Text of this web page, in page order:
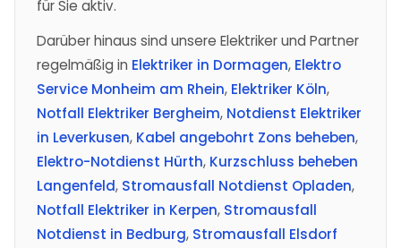
für Sie aktiv.
Darüber hinaus sind unsere Elektriker und Partner
regelmäßig in Elektriker in Dormagen, Elektro
Service Monheim am Rhein, Elektriker Köln,
Notfall Elektriker Bergheim, Notdienst Elektriker
in Leverkusen, Kabel angebohrt Zons beheben,
Elektro-Notdienst Hürth, Kurzschluss beheben
Langenfeld, Stromausfall Notdienst Opladen,
Notfall Elektriker in Kerpen, Stromausfall
Notdienst in Bedburg, Stromausfall Elsdorf